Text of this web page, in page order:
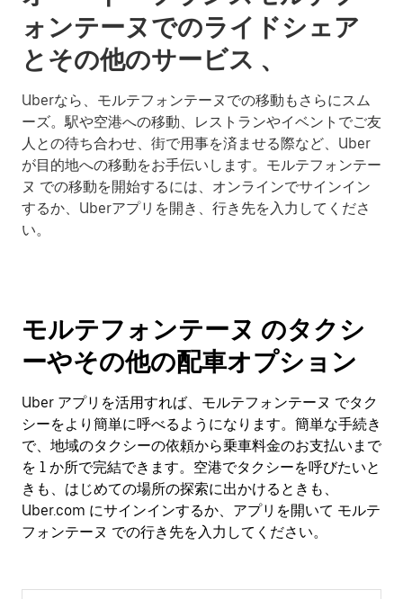
ォンテーヌでのライドシェア
とその他のサービス 、
Uberなら、モルテフォンテーヌでの移動もさらにスム
ーズ。駅や空港への移動、レストランやイベントでご友
人との待ち合わせ、街で用事を済ませる際など、Uber
が目的地への移動をお手伝いします。モルテフォンテー
ヌ での移動を開始するには、オンラインでサインイン
するか、Uberアプリを開き、行き先を入力してくださ
い。
モルテフォンテーヌ のタクシ
ーやその他の配車オプション
Uber アプリを活用すれば、モルテフォンテーヌ でタク
シーをより簡単に呼べるようになります。簡単な手続き
で、地域のタクシーの依頼から乗車料金のお支払いまで
を 1 か所で完結できます。空港でタクシーを呼びたいと
きも、はじめての場所の探索に出かけるときも、
Uber.com にサインインするか、アプリを開いて モルテ
フォンテーヌ での行き先を入力してください。